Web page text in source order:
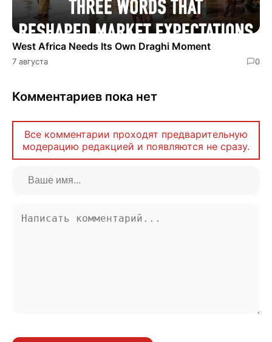
West Africa Needs Its Own Draghi Moment
7 августа 0
Комментариев пока нет
Все комментарии проходят предварительную
модерацию редакцией и появляются не сразу.